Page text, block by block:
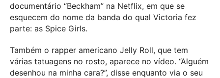
documentário “Beckham” na Netflix, em que se
esquecem do nome da banda do qual Victoria fez
parte: as Spice Girls.
Também o rapper americano Jelly Roll, que tem
várias tatuagens no rosto, aparece no vídeo. “Alguém
desenhou na minha cara?”, disse enquanto via o seu